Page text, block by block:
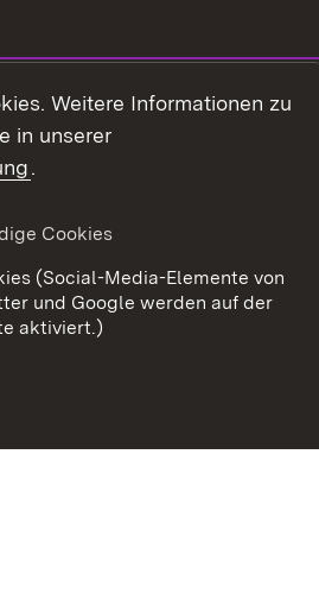
Barrierefreiheit
Cookies
Weitere Informationen zu
in unserer
.
Cookies
(Social-Media-Elemente von
und Google werden auf der
aktiviert.)